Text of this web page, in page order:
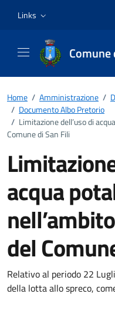
Links
Comune
Home / Amministrazione /
/ Documento Albo Pretorio
/ Limitazione dell’uso di
Comune di San Fili
acqua
del
Dettagli del
Relativo al periodo 22
della lotta allo spreco,